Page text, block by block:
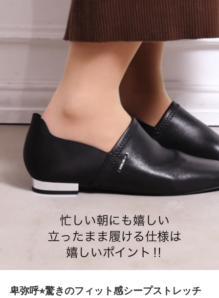
卑弥呼⭐︎驚きのフィット感シープストレッチ